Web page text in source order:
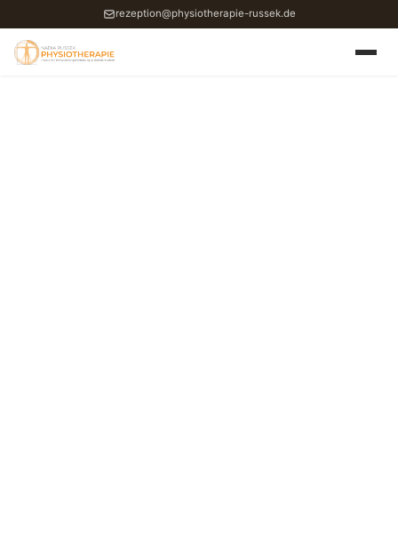
rezeption@physiotherapie-russek.de